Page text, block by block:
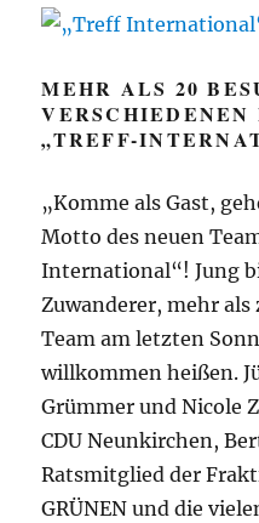
MEHR ALS 20
„TREFF-
„Komme als Gast,
Motto des neuen
International“! Jung
Zuwanderer, mehr als
Team am letzten
willkommen heißen.
Grümmer und Nicole
CDU Neunkirchen,
Ratsmitglied der
GRÜNEN und die